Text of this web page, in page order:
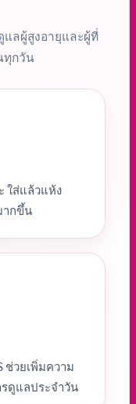
แลผู้สูงอายุและผู้ที่
ทุกวัน
ใส่แล้วแห้ง
ากขึ้น
ช่วยเพิ่มความ
ดูแลประจำวัน